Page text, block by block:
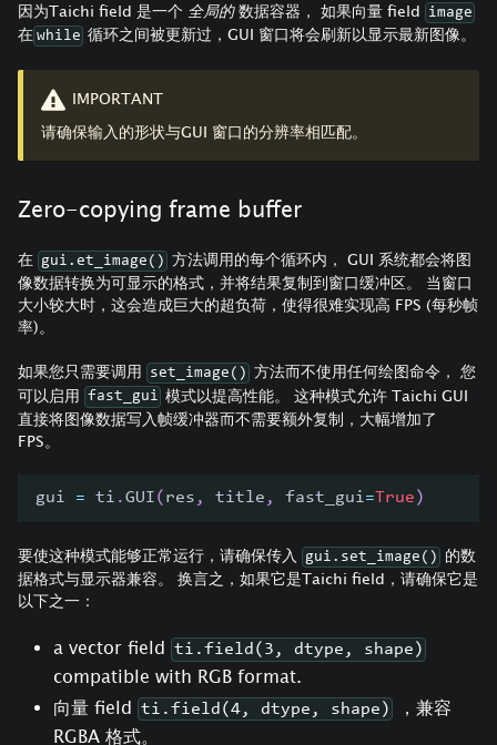
因为Taichi field 是一个 全局的数据容器， 如果向量 field image
在 while 循环之间被更新过，GUI 窗口将会刷新以显示最新图像。
IMPORTANT
请确保输入的形状与GUI 窗口的分辨率相匹配。
Zero-copying frame buffer
在 gui.et_image() 方法调用的每个循环内， GUI 系统都会将图
像数据转换为可显示的格式，并将结果复制到窗口缓冲区。 当窗口
大小较大时，这会造成巨大的超负荷，使得很难实现高 FPS (每秒帧
率)。
如果您只需要调用 set_image() 方法而不使用任何绘图命令， 您
可以启用 fast_gui 模式以提高性能。 这种模式允许 Taichi GUI
直接将图像数据写入帧缓冲器而不需要额外复制，大幅增加了
FPS。
gui = ti .GUI( res , title , fast_gui=True )
要使这种模式能够正常运行，请确保传入 gui.set_image()
的数
据格式与显示器兼容。 换言之，如果它是Taichi field，请确保它是
以下之一：
a vector field ti.field(3, dtype, shape)
compatible with RGB format.
向量 field ti.field(4, dtype, shape)
，兼容
RGBA 格式。